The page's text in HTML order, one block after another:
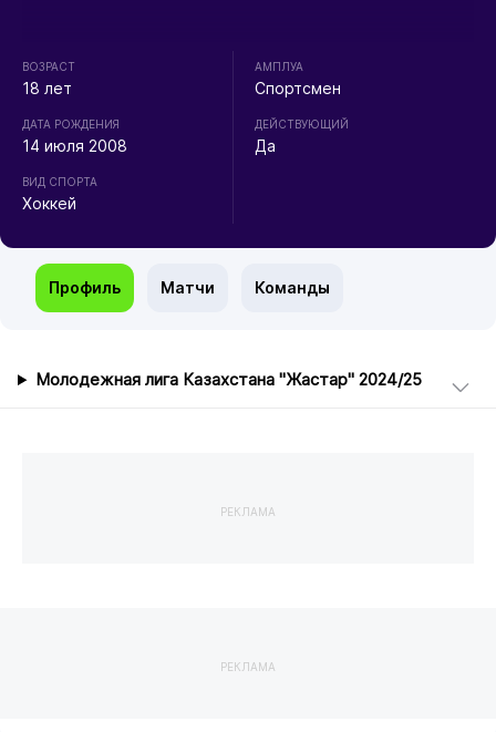
ВОЗРАСТ
18 лет
ДАТА РОЖДЕНИЯ
14 июля 2008
ВИД СПОРТА
Хоккей
АМПЛУА
Спортсмен
ДЕЙСТВУЮЩИЙ
Да
Профиль Матчи Команды
Молодежная лига Казахстана "Жастар" 2024/25
РЕКЛАМА
РЕКЛАМА